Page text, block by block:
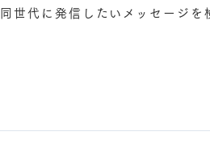
同世代に発信したいメッセージを